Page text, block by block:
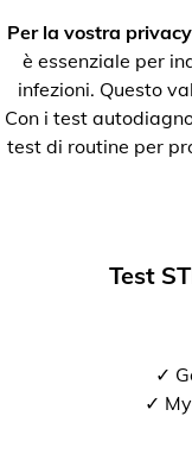
Per la vostra
è essenziale per
infezioni. Questo
Con i test
test di routine per
Test
✓
✓